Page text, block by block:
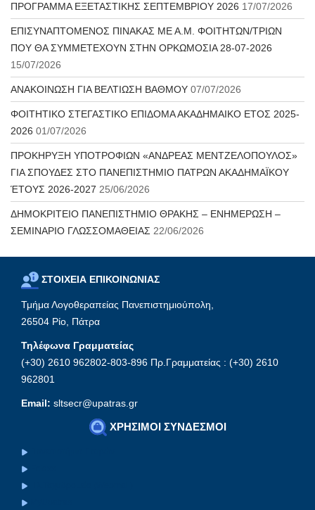
ΠΡΟΓΡΑΜΜΑ ΕΞΕΤΑΣΤΙΚΗΣ ΣΕΠΤΕΜΒΡΙΟΥ 2026 17/07/2026
ΕΠΙΣΥΝΑΠΤΟΜΕΝΟΣ ΠΙΝΑΚΑΣ ΜΕ Α.Μ. ΦΟΙΤΗΤΩΝ/ΤΡΙΩΝ
ΠΟΥ ΘΑ ΣΥΜΜΕΤΕΧΟΥΝ ΣΤΗΝ ΟΡΚΩΜΟΣΙΑ 28-07-2026
15/07/2026
ΑΝΑΚΟΙΝΩΣΗ ΓΙΑ ΒΕΛΤΙΩΣΗ ΒΑΘΜΟΥ 07/07/2026
ΦΟΙΤΗΤΙΚΟ ΣΤΕΓΑΣΤΙΚΟ ΕΠΙΔΟΜΑ ΑΚΑΔΗΜΑΙΚΟ ΕΤΟΣ 2025-
2026 01/07/2026
ΠΡΟΚΗΡΥΞΗ ΥΠΟΤΡΟΦΙΩΝ «ΑΝΔΡΕΑΣ ΜΕΝΤΖΕΛΟΠΟΥΛΟΣ»
ΓΙΑ ΣΠΟΥΔΕΣ ΣΤΟ ΠΑΝΕΠΙΣΤΗΜΙΟ ΠΑΤΡΩΝ ΑΚΑΔΗΜΑΪΚΟΥ
ΈΤΟΥΣ 2026-2027 25/06/2026
ΔΗΜΟΚΡΙΤΕΙΟ ΠΑΝΕΠΙΣΤΗΜΙΟ ΘΡΑΚΗΣ – ΕΝΗΜΕΡΩΣΗ –
ΣΕΜΙΝΑΡΙΟ ΓΛΩΣΣΟΜΑΘΕΙΑΣ 22/06/2026
ΣΤΟΙΧΕΙΑ ΕΠΙΚΟΙΝΩΝΙΑΣ
Τμήμα Λογοθεραπείας Πανεπιστημιούπολη,
26504 Ρίο, Πάτρα
Τηλέφωνα Γραμματείας
(+30) 2610 962802-803-896 Πρ.Γραμματείας : (+30) 2610
962801
Email: sltsecr@upatras.gr
ΧΡΗΣΙΜΟΙ ΣΥΝΔΕΣΜΟΙ